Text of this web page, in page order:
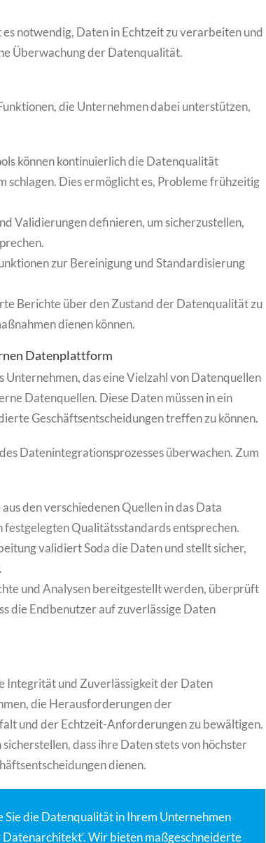
es notwendig, Daten in Echtzeit zu verarbeiten und
Überwachung der Datenqualität.
die Unternehmen dabei unterstützen,
können kontinuierlich die Datenqualität
Dies ermöglicht es, Probleme frühzeitig
Validierungen definieren, um sicherzustellen,
zur Bereinigung und Standardisierung
Berichte über den Zustand der Datenqualität zu
dienen können.
Datenplattform
Unternehmen, das eine Vielzahl von Datenquellen
Datenquellen. Diese Daten müssen in ein
Geschäftsentscheidungen treffen zu können.
Datenintegrationsprozesses überwachen. Zum
den verschiedenen Quellen in das Data
festgelegten Qualitätsstandards entsprechen.
validiert Soda die Daten und stellt sicher,
und Analysen bereitgestellt werden, überprüft
die Endbenutzer auf zuverlässige Daten
Integrität und Zuverlässigkeit der Daten
die Herausforderungen der
und der Echtzeit-Anforderungen zu bewältigen.
dass ihre Daten stets von höchster
dienen.
die Datenqualität in Ihrem Unternehmen
Wir bieten maßgeschneiderte